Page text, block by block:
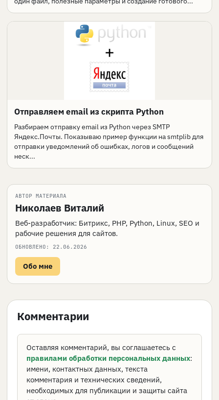
Отправляем email из скрипта Python
Разбираем отправку email из Python через SMTP
Яндекс.Почты. Показываю пример функции на smtplib для
отправки уведомлений об ошибках, логов и сообщений
неск...
АВТОР МАТЕРИАЛА
Николаев Виталий
Веб-разработчик: Битрикс, PHP, Python, Linux, SEO и
рабочие решения для сайтов.
ОБНОВЛЕНО: 22.06.2026
Обо мне
Комментарии
Оставляя комментарий, вы соглашаетесь с
правилами обработки персональных данных:
имени, контактных данных, текста
комментария и технических сведений,
необходимых для публикации и защиты сайта